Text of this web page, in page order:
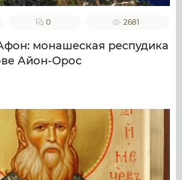
0 2681
монашеская респудика
Айон-Орос